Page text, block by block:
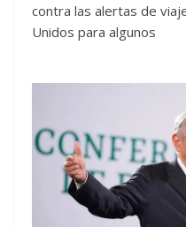
contra las alertas de
Unidos para algunos